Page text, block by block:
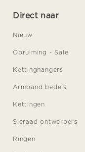
Direct naar
Nieuw
Opruiming - Sale
Kettinghangers
Armband bedels
Kettingen
Sieraad ontwerpers
Ringen